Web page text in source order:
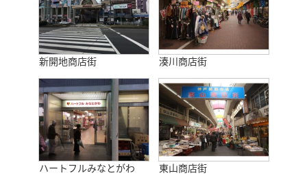
新開地商店街 湊川商店街
ハートフルみなとがわ 東山商店街